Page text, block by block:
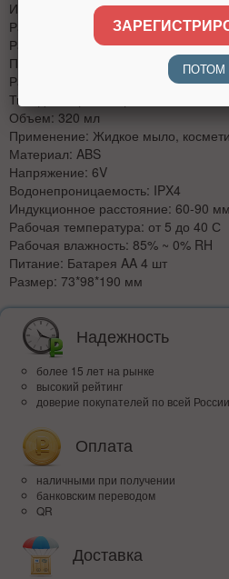
Индукционное расстояние: 60-90
Рабочая температура: от 5 до 40 С
Рабочая влажность: 85% ~ 0% RH
Питание: Батарея AA 4 шт
Размер: 73*98*190 мм
Тип: дозатор сенсорный
Объем: 320 мл
Применение: Жидкое мыло,
Материал: ABS
Напряжение: 6V
Водонепроницаемость: IPX4
Индукционное расстояние: 60-90 мм
Рабочая температура: от 5 до 40 С
Рабочая влажность: 85% ~ 0% RH
Питание: Батарея AA 4 шт
Размер: 73*98*190 мм
Надежность
более 15 лет на рынке
высокий рейтинг
доверие покупателей по всей России
Оплата
наличными при получении
банковским переводом
QR
Доставка
ПОТОМ